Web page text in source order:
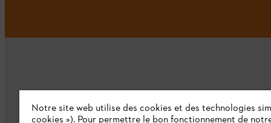
L'Entreprise
Notre site web utilise des cookies et des technologies
cookies »). Pour permettre le bon fonctionnement de